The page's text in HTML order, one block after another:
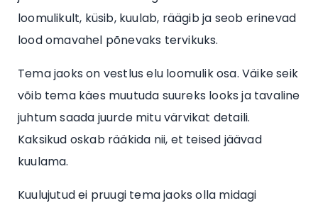
loomulikult, küsib, kuulab, räägib ja seob erinevad
lood omavahel põnevaks tervikuks.
Tema jaoks on vestlus elu loomulik osa. Väike seik
võib tema käes muutuda suureks looks ja tavaline
juhtum saada juurde mitu värvikat detaili.
Kaksikud oskab rääkida nii, et teised jäävad
kuulama.
Kuulujutud ei pruugi tema jaoks olla midagi